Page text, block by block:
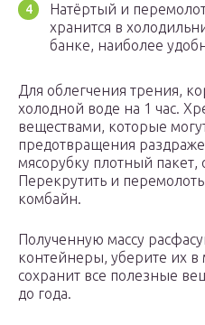
Натёртый и
хранится в
банке, наиболее
Для облегчения трения,
холодной воде на 1 час.
веществами, которые
предотвращения
мясорубку плотный пакет,
Перекрутить и
комбайн.
Полученную массу
контейнеры, уберите их
сохранит все полезные
до года.